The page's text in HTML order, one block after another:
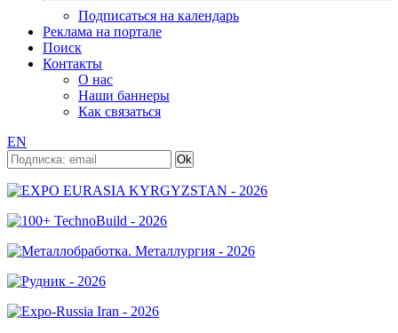
Подписаться на календарь
Реклама на портале
Поиск
Контакты
О нас
Наши баннеры
Как связаться
EN